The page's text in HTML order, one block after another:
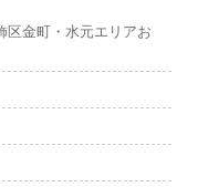
区金町・水元エリアお